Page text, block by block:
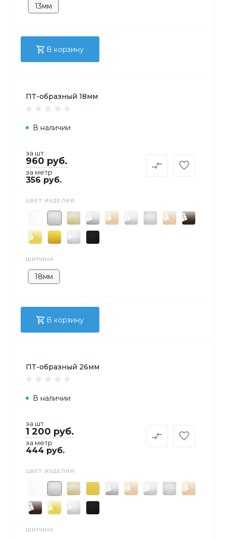
13мм
В корзину
ПТ-образный 18мм
В наличии
за шт.
960 руб.
за метр
356 руб.
ЦВЕТ ИЗДЕЛИЯ
ШИРИНА
18мм
В корзину
ПТ-образный 26мм
В наличии
за шт.
1 200 руб.
за метр
444 руб.
ЦВЕТ ИЗДЕЛИЯ
ШИРИНА